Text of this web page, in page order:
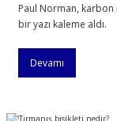
Paul Norman,
bir yazı kaleme aldı.
Devamı